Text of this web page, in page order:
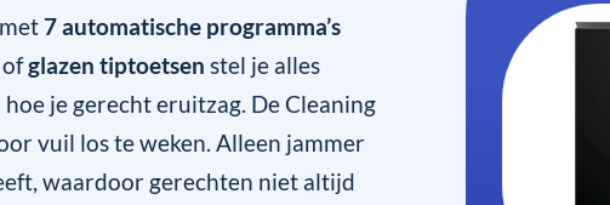
7 automatische programma’s
ofglazen tiptoetsen stel je alles
hoe je gerecht eruitzag. De Cleaning
vuil los te weken. Alleen jammer
waardoor gerechten niet altijd